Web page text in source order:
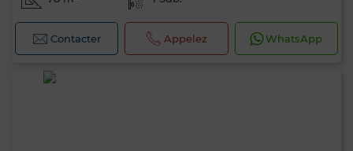
Contacter Appelez WhatsApp